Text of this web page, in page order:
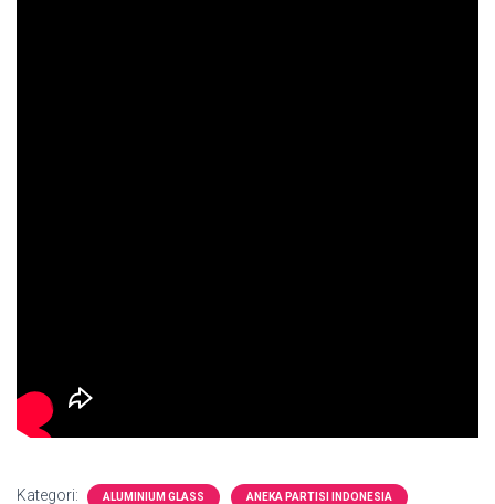
Kategori: ALUMINIUM GLASS ANEKA PARTISI INDONESIA